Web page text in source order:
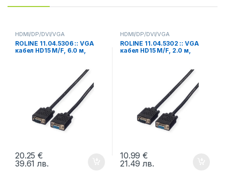
HDMI/DP/DVI/VGA
ROLINE 11.04.5306 :: VGA
кабел HD15 M/F, 6.0 м,
20.25€
39.61лв.
HDMI/DP/DVI/VGA
ROLINE 11.04.5302 :: VGA
кабел HD15 M/F, 2.0 м,
10.99€
21.49лв.